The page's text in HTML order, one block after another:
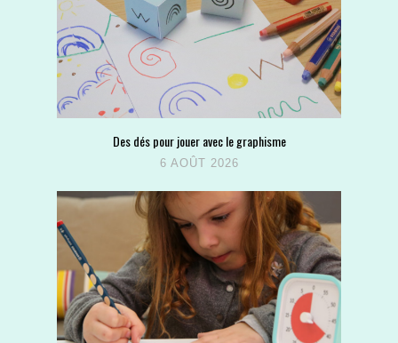
Des dés pour jouer avec le graphisme
6 AOÛT 2026